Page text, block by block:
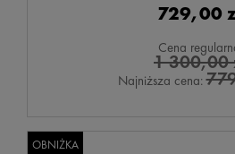
729,00
Cena
1 300,00
Najniższa cena:
OBNIŻKA